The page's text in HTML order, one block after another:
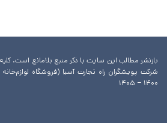
بازنشر مطالب این سایت با ذکر منبع بلامانع است.
شرکت پویشگران راه تجارت آسیا (فروشگاه
۱۴۰۰ – ۱۴۰۵